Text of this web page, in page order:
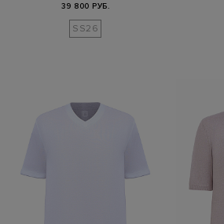
39 800 РУБ.
SS26